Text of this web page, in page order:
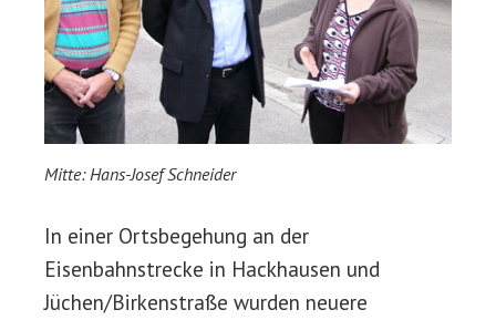
Mitte: Hans-Josef Schneider
In einer Ortsbegehung an der
Eisenbahnstrecke in Hackhausen und
Jüchen/Birkenstraße wurden neuere